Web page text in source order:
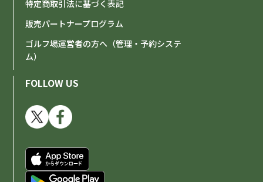
特定商取引法に基づく表記
販売パートナープログラム
ゴルフ場運営者の方へ（管理・予約システ
ム）
FOLLOW US